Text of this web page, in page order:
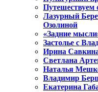
Путешествуем
Лазурный
Озолиной
«Задние
Застолье с
Ирина
Светлана
Наталья
Владимир
Екатерина